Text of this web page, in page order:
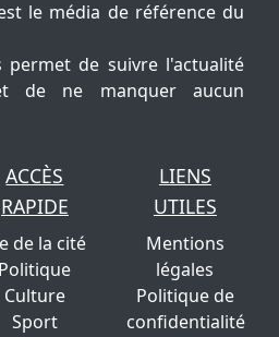
le média de référence du
permet de suivre l'actualité
de ne manquer aucun
ACCÈS
RAPIDE
de la cité
Politique
Culture
Sport
LIENS
UTILES
Mentions
légales
Politique de
confidentialité